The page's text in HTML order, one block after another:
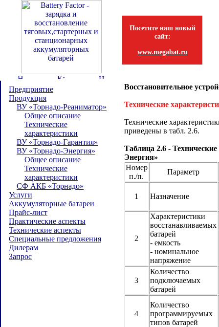
Посетите наш новый
сайт:
www.megabat.ru
Предприятие
Продукция
ВУ «Торнадо-Реаниматор»
Общее описание
Технические
характеристики
ВУ «Торнадо-Гарантия»
ВУ «Торнадо-Энергия»
Общее описание
Технические
характеристики
СФ АКБ «Торнадо»
Услуги
Аккумуляторные батареи
Прайс-лист
Практические аспекты
Технические аспекты
Специальные предложения
Дилерам
Запрос
Восстановительное
Технические
Технические
приведены в табл. 2.6.
Таблица 2.6 -
Энергия»
Номер
п./п.
Параметр
1 Назначение
2
Характеристики
восстанавливаемых
батарей
- емкость
- номинальное
напряжение
3
Количество
подключаемых
батарей
4
Количество
программируемых
типов батарей